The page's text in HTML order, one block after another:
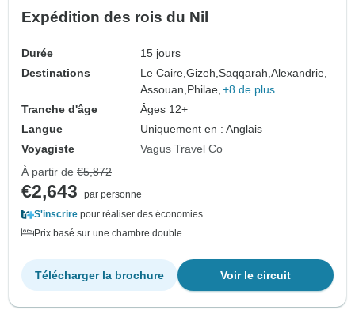
Expédition des rois du Nil
Durée
15 jours
Destinations
Le Caire,Gizeh,Saqqarah,Alexandrie,
Assouan, Philae, +8 de plus
Tranche d'âge
Âges 12+
Langue
Uniquement en : Anglais
Voyagiste
Vagus Travel Co
À partir de €5,872
€2,643
par personne
S'inscrire pour réaliser des économies
Prix basé sur une chambre double
Voir le circuit
Télécharger la brochure